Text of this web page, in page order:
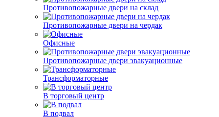
Противопожарные двери на склад
Противопожарные двери на чердак
Офисные
Противопожарные двери эвакуационные
Трансформаторные
В торговый центр
В подвал